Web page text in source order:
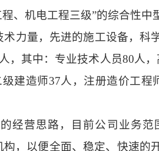
、机电工程三级”的综合性中
术力量，先进的施工设备，科
，其中：专业技术人员80人
建造师37人，注册造价工程
经营思路，目前公司业务范
，以便全面、稳定、快速的